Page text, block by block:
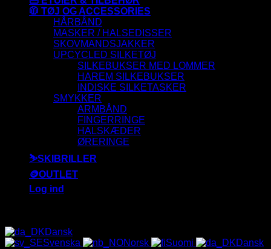
🧥 TØJ OG ACCESSORIES
HÅRBÅND
MASKER / HALSEDISSER
SKOVMANDSJAKKER
UPCYCLED SILKETØJ
SILKEBUKSER MED LOMMER
HAREM SILKEBUKSER
INDISKE SILKETASKER
SMYKKER
ARMBÅND
FINGERRINGE
HALSKÆDER
ØRERINGE
⛷️SKIBRILLER
🪙OUTLET
Log ind
Dansk
Svenska
Norsk Suomi Dansk